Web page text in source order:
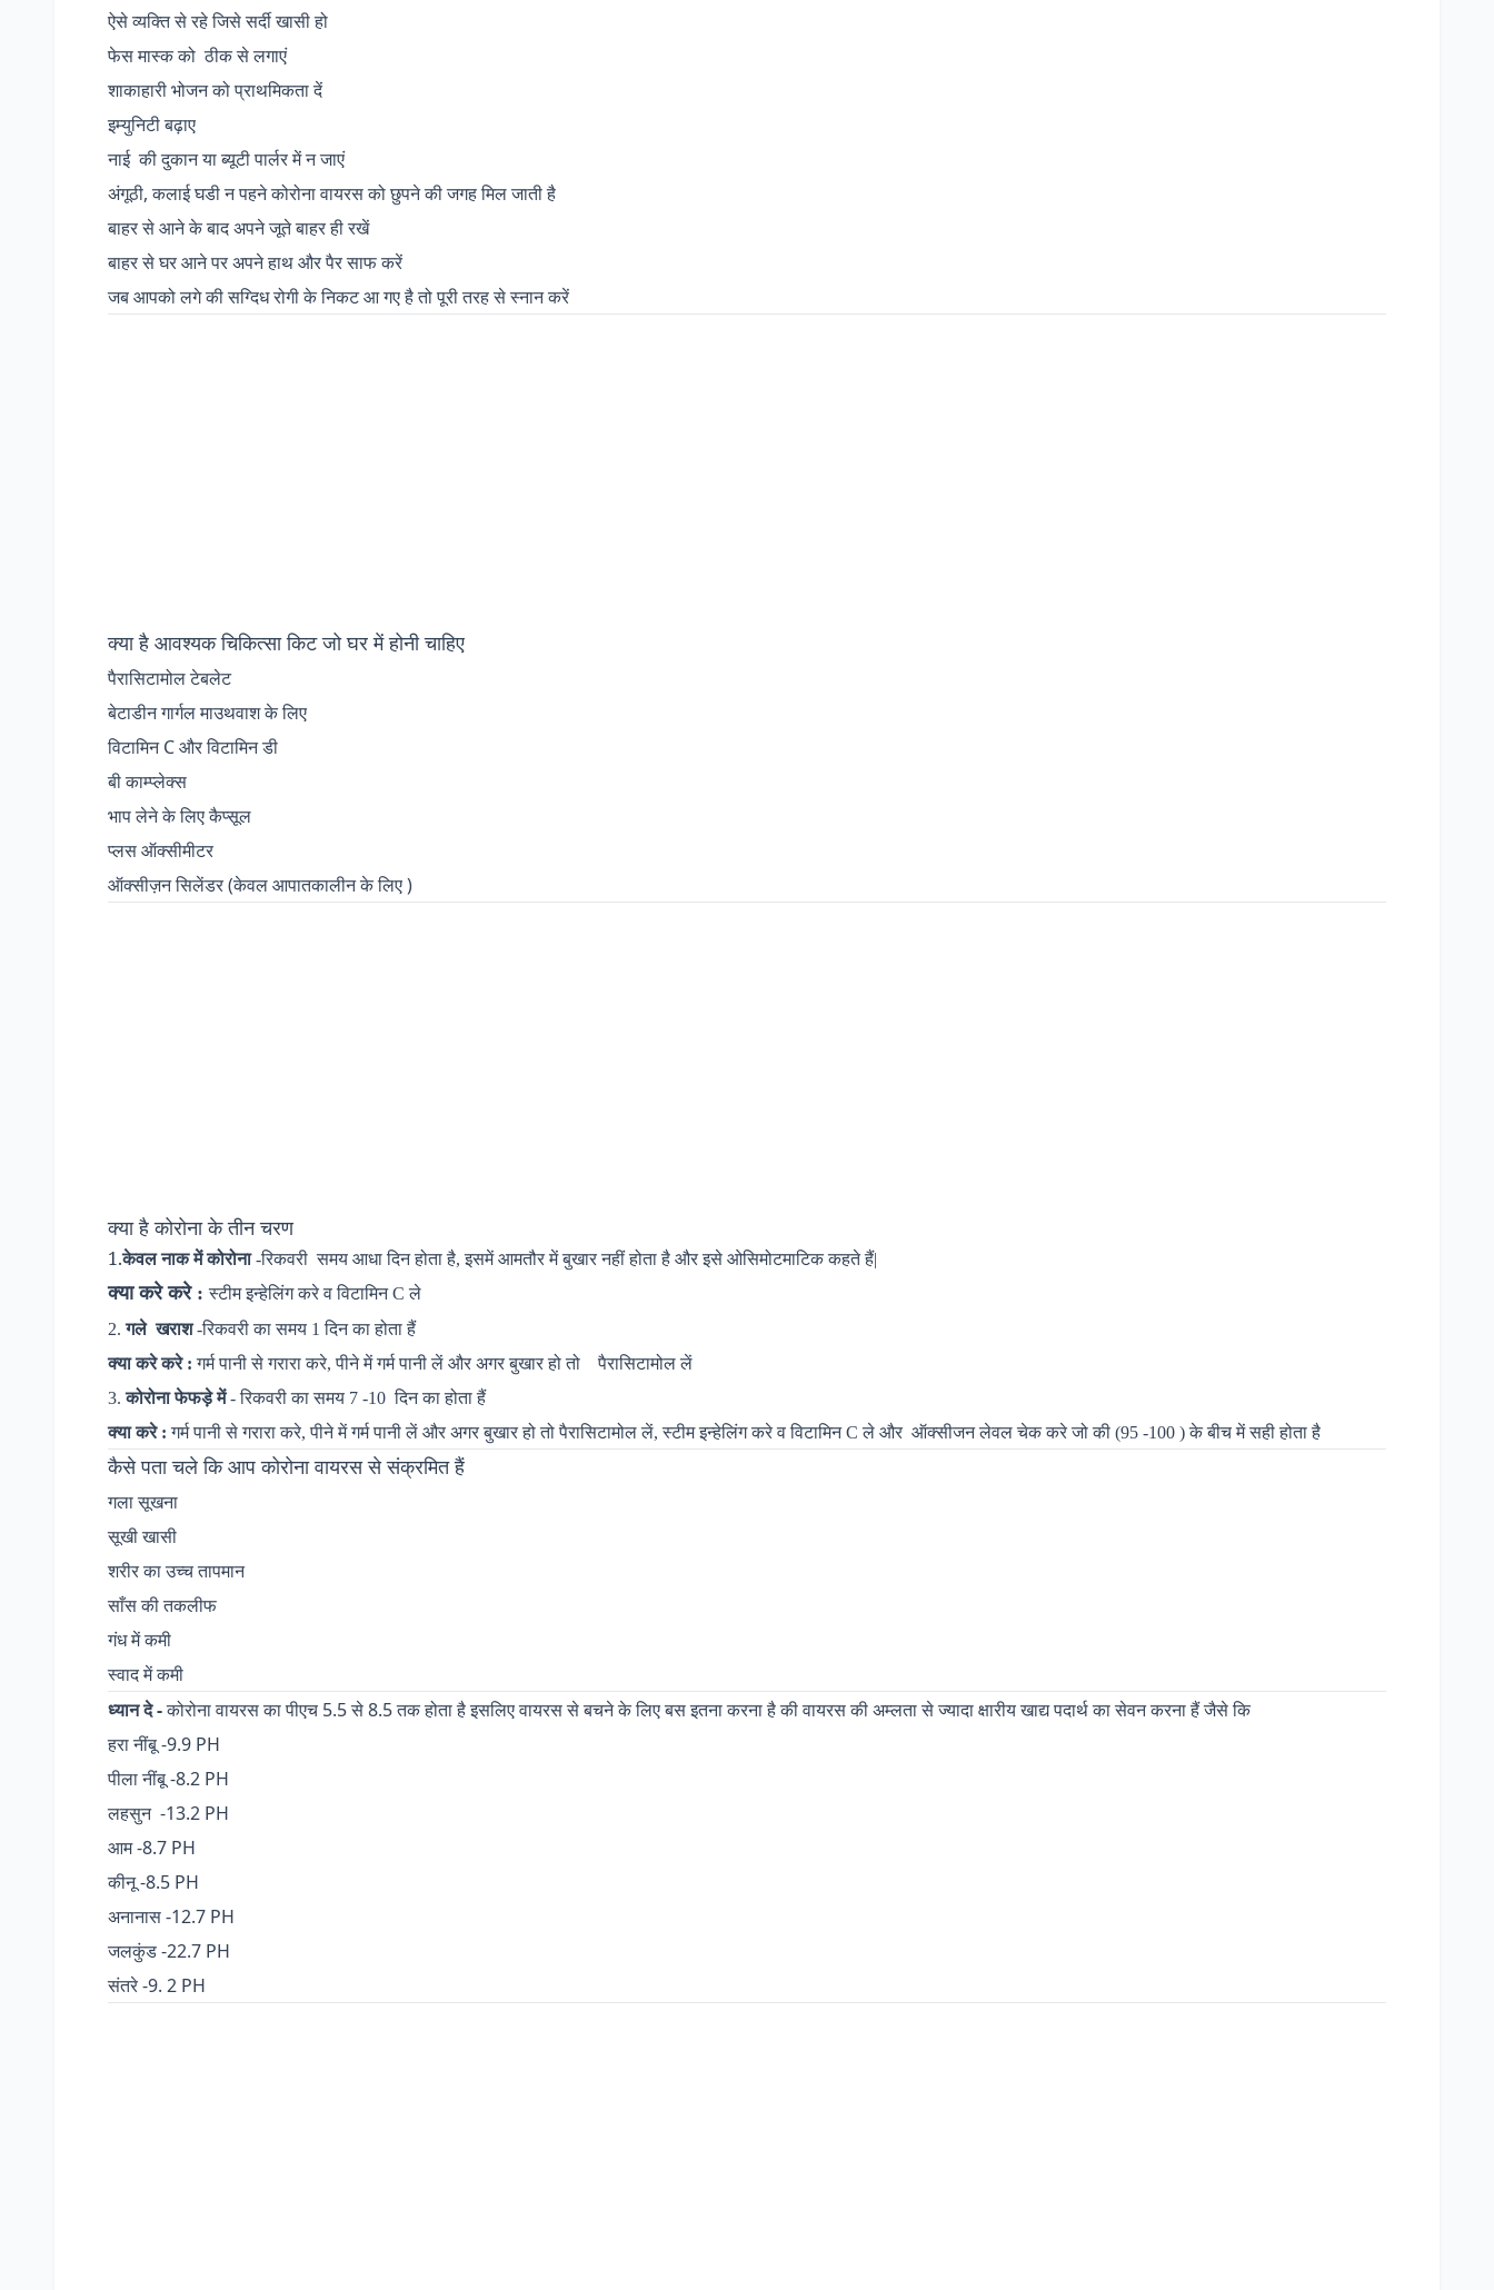
ऐसेव्यक्तिसेरहेजिसेसर्दीखासीहो
फेसमास्कको ठीकसेलगाएं
शाकाहारीभोजनकोप्राथमिकतादें
इम्युनिटीबढ़ाए
नाई कीदुकानयाब्यूटीपार्लरमेंनजाएं
अंगूठी,कलाईघडीनपहनेकोरोनावायरसकोछुपनेकीजगहमिलजातीहै
बाहरसेआनेकेबादअपनेजूतेबाहरहीरखें
बाहरसेघरआनेपरअपनेहाथऔरपैरसाफकरें
जब आपको लगे की सग्दिध रोगी के निकट आ गए है तो पूरी तरह से स्नान करें
क्या है आवश्यक चिकित्सा किट जो घर में होनी चाहिए
पैरासिटामोल टेबलेट
बेटाडीन गार्गल माउथवाश के लिए
विटामिन C और विटामिन डी
बी काम्प्लेक्स
भाप लेने के लिए कैप्सूल
प्लस ऑक्सीमीटर
ऑक्सीज़न सिलेंडर (केवल आपातकालीन के लिए )
क्या है कोरोना के तीन चरण
1.केवल नाक में कोरोना-रिकवरी समय आधा दिन होता है, इसमें आमतौर में बुखार नहीं होता है और इसे ओसिमोटमाटिक कहते हैं|
क्या करे करे : स्टीम इन्हेलिंग करे व विटामिन C ले
2.गले खराश-रिकवरी का समय 1 दिन का होता हैं
क्या करे करे : गर्म पानी से गरारा करे, पीने में गर्म पानी लें और अगर बुखार हो तो
पैरासिटामोल लें
3.कोरोना फेफड़े में- रिकवरी का समय 7 -10 दिन का होता हैं
क्या करे : गर्म पानी से गरारा करे, पीने में गर्म पानी लें और अगर बुखार हो तो पैरासिटामोल लें, स्टीम इन्हेलिंग करे व विटामिन C ले और ऑक्सीजन लेवल चेक करे जो की (95 -100 ) के बीच में सही होता है
कैसे पता चले कि आप कोरोना वायरस से संक्रमित हैं
गला सूखना
सूखी खासी
शरीर का उच्च तापमान
साँस की तकलीफ
गंध में कमी
स्वाद में कमी
ध्यान दे -कोरोना वायरस का पीएच 5.5 से 8.5 तक होता है इसलिए वायरस से बचने के लिए बस इतना करना है की वायरस की अम्लता से ज्यादा क्षारीय खाद्य पदार्थ का सेवन करना हैं जैसे कि
हरा नींबू -9.9 PH
पीला नींबू -8.2 PH
लहसुन -13.2 PH
आम -8.7 PH
कीनू -8.5 PH
अनानास -12.7 PH
जलकुंड -22.7 PH
संतरे -9. 2 PH